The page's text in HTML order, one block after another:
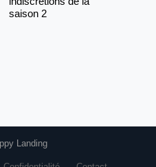
saison 2
Landing